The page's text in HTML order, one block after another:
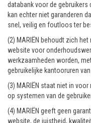
databank voor de gebruikers
kan echter niet garanderen
snel, veilig en foutloos ter
(2) MARIËN behoudt zich
website voor
werkzaamheden worden,
gebruikelijke kantooruren
(3) MARIËN staat niet in
op systemen van de
(4) MARIËN geeft geen
website, de juistheid,